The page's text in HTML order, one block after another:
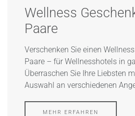
Wellness
Paare
Verschenken Sie einen
Paare – für Wellnesshotels in
Überraschen Sie Ihre Liebsten
Auswahl an verschiedenen
MEHR ERFAHREN